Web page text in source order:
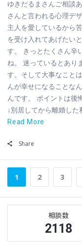
ゆきだるまさんご相談
さんと言われる心理デ
主人を愛しているから
を受け入れてあげたい
す。 きっとたくさん辛
ね。 迷っているとあり
す。そして大事なこと
んが幸せになることな
んです。 ポイントは後
↓別居してから離婚し
Read More
Share
1 2 3
Sidebar
2118